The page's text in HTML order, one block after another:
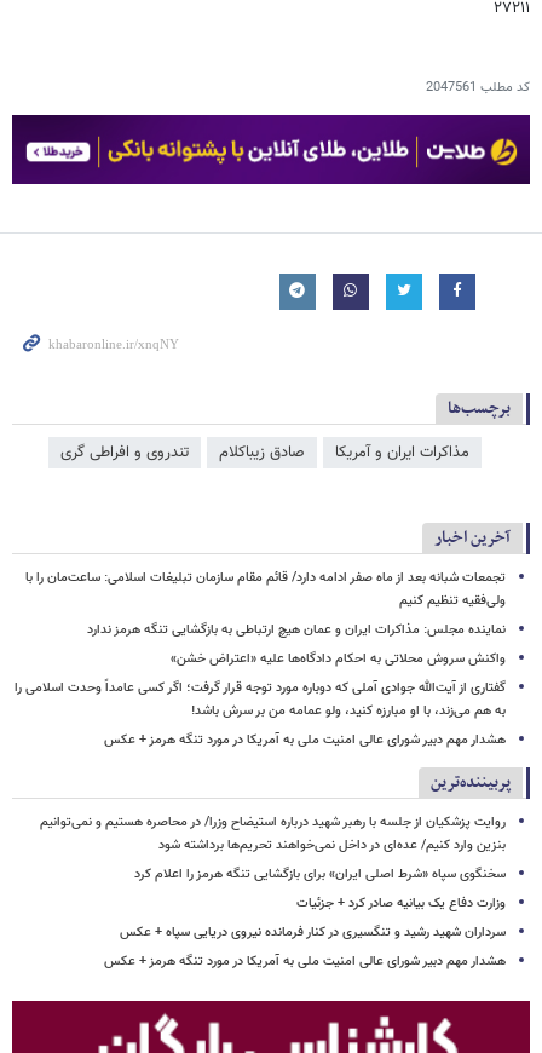
۲۷۲۱۱
کد مطلب 2047561
برچسب‌ها
مذاکرات ایران و آمریکا صادق زیباکلام تندروی و افراطی گری
آخرین اخبار
تجمعات شبانه بعد از ماه صفر ادامه دارد/ قائم مقام سازمان تبلیغات اسلامی: ساعت‌مان را با
ولی‌فقیه تنظیم‌ کنیم
نماینده مجلس: مذاکرات ایران و عمان هیچ ارتباطی به بازگشایی تنگه هرمز ندارد
واکنش سروش محلاتی به احکام دادگاه‌ها علیه «اعتراض خشن»
گفتاری از آیت‌الله جوادی آملی که دوباره مورد توجه قرار گرفت؛ اگر کسی عامداً وحدت اسلامی را
به هم می‌زند، با او مبارزه کنید، ولو عمامه من بر سرش باشد!
هشدار مهم دبیر شورای عالی امنیت ملی به آمریکا در مورد تنگه هرمز + عکس
پربیننده‌ترین
روایت پزشکیان از جلسه با رهبر شهید درباره استیضاح وزرا/ در محاصره هستیم و نمی‌توانیم
بنزین وارد کنیم/ عده‌ای در داخل نمی‌خواهند تحریم‌ها برداشته شود
سخنگوی سپاه «شرط اصلی ایران» برای بازگشایی تنگه هرمز را اعلام کرد
وزارت دفاع یک بیانیه صادر کرد + جزئیات
سرداران شهید رشید و تنگسیری در کنار فرمانده نیروی دریایی سپاه + عکس
هشدار مهم دبیر شورای عالی امنیت ملی به آمریکا در مورد تنگه هرمز + عکس